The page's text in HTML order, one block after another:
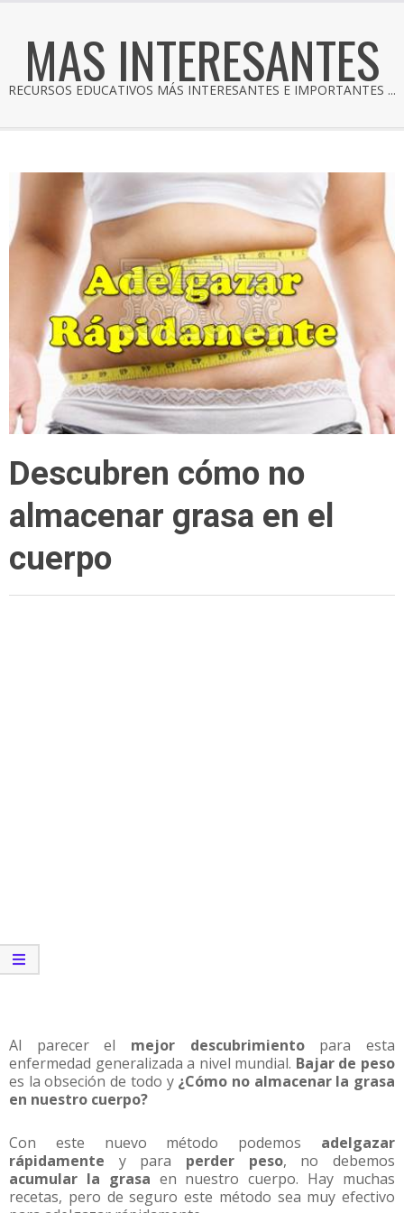
MAS INTERESANTES
RECURSOS EDUCATIVOS MÁS INTERESANTES E IMPORTANTES ...
Descubren cómo no
almacenar grasa en el
cuerpo
Al parecer el mejor descubrimientopara esta
enfermedad generalizada a nivel mundial. Bajar de peso
es la obseción de todo y ¿Cómo no almacenar la grasa
en nuestro cuerpo?
Con este nuevo método podemos adelgazar
rápidamente y para perder peso, no debemos
acumular la grasa en nuestro cuerpo. Hay muchas
recetas, pero de seguro este método sea muy efectivo